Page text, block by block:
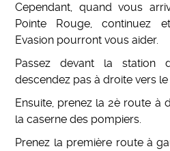
Cependant, quand vous
Pointe Rouge, continuez
Evasion pourront vous aider.
Passez devant la station
descendez pas à droite vers
Ensuite, prenez la 2è route à
la caserne des pompiers.
Prenez la première route à